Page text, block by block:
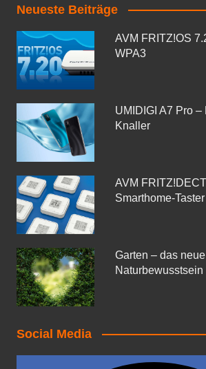
Neueste Beiträge
AVM FRITZ!OS
WPA3
UMIDIGI A7 Pro
Knaller
AVM
Smarthome-Taster
Garten – das neue
Naturbewusstsein
Social Media